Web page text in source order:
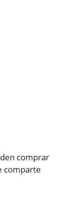
comprar
comparte